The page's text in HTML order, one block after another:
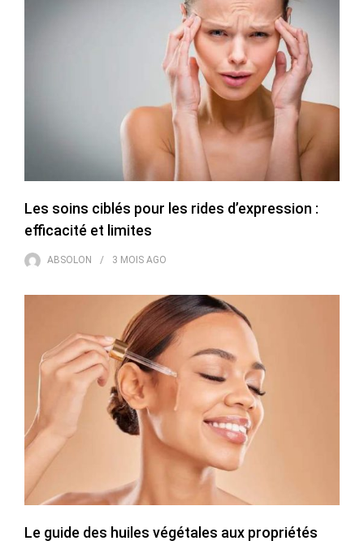
Les soins ciblés pour les rides d’expression :
efficacité et limites
ABSOLON 3 MOIS AGO
Le guide des huiles végétales aux propriétés